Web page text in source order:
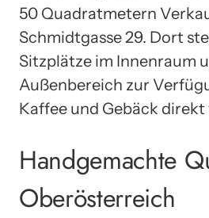
50 Quadratmetern
Schmidtgasse 29. Dort
Sitzplätze im Innenraum
Außenbereich zur
Kaffee und Gebäck direkt
Handgemachte
Oberösterreich